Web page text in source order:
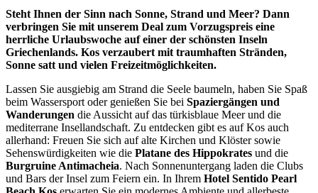
Steht Ihnen der Sinn nach Sonne, Strand und Meer? Dann
verbringen Sie mit unserem Deal zum Vorzugspreis eine
herrliche Urlaubswoche auf einer der schönsten Inseln
Griechenlands. Kos verzaubert mit traumhaften Stränden,
Sonne satt und vielen Freizeitmöglichkeiten.
Lassen Sie ausgiebig am Strand die Seele baumeln, haben Sie Spaß
beim Wassersport oder genießen Sie bei Spaziergängen und
Wanderungen die Aussicht auf das türkisblaue Meer und die
mediterrane Insellandschaft. Zu entdecken gibt es auf Kos auch
allerhand: Freuen Sie sich auf alte Kirchen und Klöster sowie
Sehenswürdigkeiten wie die Platane des Hippokrates und die
Burgruine Antimacheia. Nach Sonnenuntergang laden die Clubs
und Bars der Insel zum Feiern ein. In Ihrem Hotel Sentido Pearl